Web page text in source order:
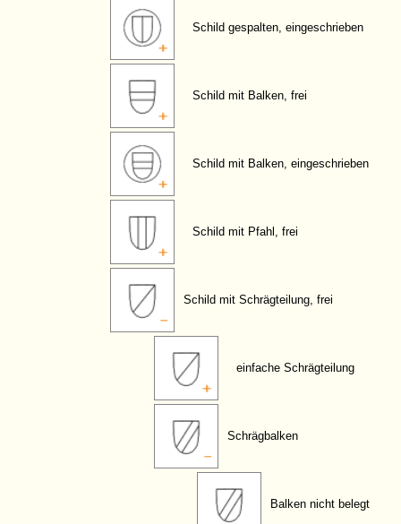
Schild gespalten, eingeschrieben
Schild mit Balken, frei
Schild mit Balken, eingeschrieben
Schild mit Pfahl, frei
Schild mit Schrägteilung, frei
einfache Schrägteilung
Schrägbalken
Balken nicht belegt